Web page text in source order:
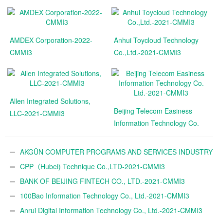
AMDEX Corporation-2022-
CMMI3
Anhui Toycloud Technology
Co.,Ltd.-2021-CMMI3
Allen Integrated Solutions,
LLC-2021-CMMI3
Beijing Telecom Easiness
Information Technology Co.
AKGÜN COMPUTER PROGRAMS AND SERVICES INDUSTRY
TRADE A.Ş.-2021-CMMI3
CPP（Hubei) Technique Co.,LTD-2021-CMMI3
BANK OF BEIJING FINTECH CO., LTD.-2021-CMMI3
100Bao Information Technology Co., Ltd.-2021-CMMI3
Anrui Digital Information Technology Co., Ltd.-2021-CMMI3